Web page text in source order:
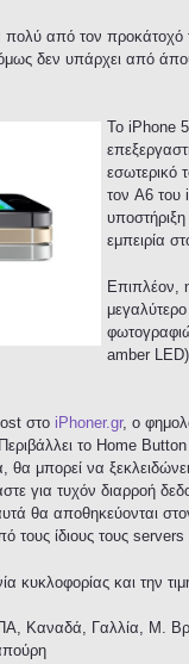
πολύ από τον προκάτοχό
δεν υπάρχει από
Το iPhone
εσωτερικό
τον A6 του
εμπειρία
Επιπλέον,
amber
στο iPhoner.gr, ο
το Home
μπορεί να
για τυχόν διαρροή
θα αποθηκεύονται
ίδιους τους servers
κυκλοφορίας και την
Καναδά, Γαλλία, Μ.